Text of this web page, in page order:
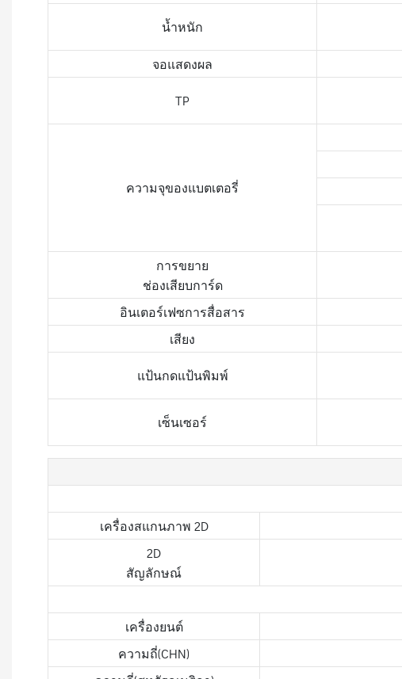
น้ำหนัก
จอแสดงผล
TP
ความจุของแบตเตอรี่
การขยาย
ช่องเสียบการ์ด
อินเตอร์เฟซการสื่อสาร
เสียง
แป้นกดแป้นพิมพ์
เซ็นเซอร์
เครื่องสแกนภาพ 2D
2D
สัญลักษณ์
เครื่องยนต์
ความถี่(CHN)